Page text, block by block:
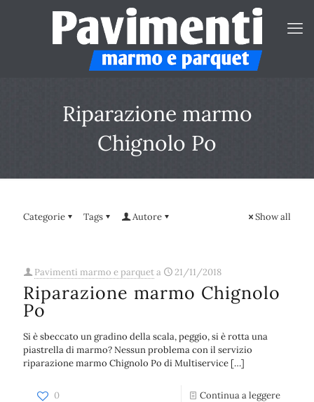
Riparazione marmo
Chignolo Po
Categorie Tags Autore Show all
Pavimenti marmo e parqueta 21/11/2018
Riparazione marmo Chignolo
Po
Si è sbeccato un gradino della scala, peggio, si è rotta una
piastrella di marmo? Nessun problema con il servizio
riparazione marmo Chignolo Po di Multiservice […]
0 Continua a leggere